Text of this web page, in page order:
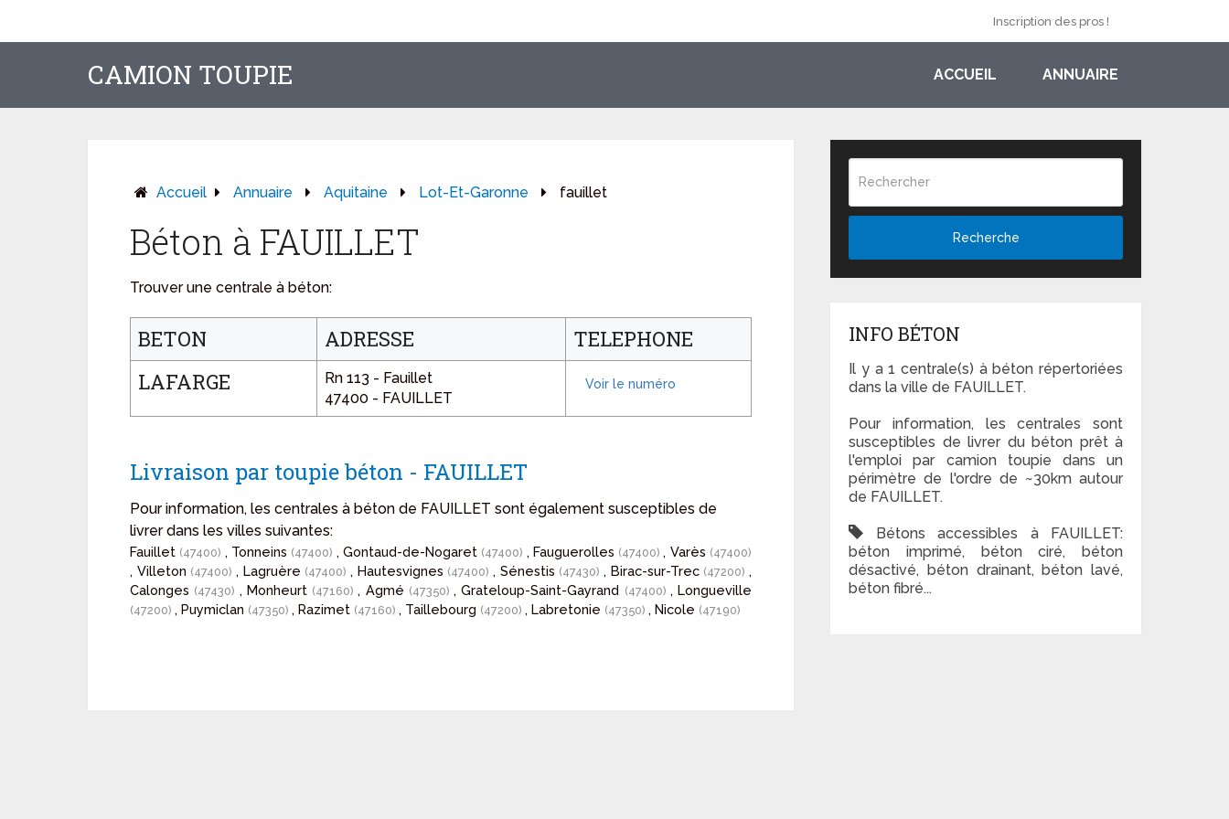
Inscription des pros !
CAMION TOUPIE ACCUEIL ANNUAIRE
Accueil Annuaire Aquitaine Lot-Et-Garonne fauillet
Béton à FAUILLET
Trouver une centrale à béton:
BETON ADRESSE
TELEPHONE
LAFARGE
Rn 113 - Fauillet
47400 - FAUILLET
Livraison par toupie béton - FAUILLET
Pour information, les centrales à béton de FAUILLET sont également susceptibles de
livrer dans les villes suivantes:
Fauillet (47400) , Tonneins (47400) , Gontaud-de-Nogaret (47400) , Fauguerolles (47400), Varès (47400)
, Villeton (47400), Lagruère (47400), Hautesvignes (47400), Sénestis (47430), Birac-sur-Trec (47200),
Calonges (47430) , Monheurt (47160), Agmé (47350) , Grateloup-Saint-Gayrand (47400) , Longueville
(47200) , Puymiclan (47350) , Razimet (47160) , Taillebourg (47200) , Labretonie (47350) , Nicole (47190)
Recherche
INFO BÉTON
Il y a 1 centrale(s) à béton répertoriées
dans la ville de FAUILLET.
Pour information, les centrales sont
susceptibles de livrer du béton prêt à
l'emploi par camion toupie dans un
périmètre de l'ordre de ~30km autour
de FAUILLET.
Bétons accessibles à FAUILLET:
béton imprimé, béton ciré, béton
désactivé, béton drainant, béton lavé,
béton fibré...